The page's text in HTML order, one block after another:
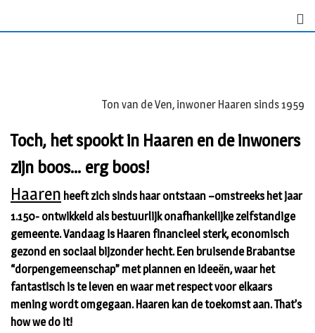
Ton van de Ven, inwoner Haaren sinds 1959
Toch, het spookt in Haaren en de inwoners
zijn boos… erg boos!
Haaren heeft zich sinds haar ontstaan –omstreeks het jaar
1.150- ontwikkeld als bestuurlijk onafhankelijke zelfstandige
gemeente. Vandaag is Haaren financieel sterk, economisch
gezond en sociaal bijzonder hecht. Een bruisende Brabantse
“dorpengemeenschap” met plannen en ideeën, waar het
fantastisch is te leven en waar met respect voor elkaars
mening wordt omgegaan. Haaren kan de toekomst aan. That’s
how we do it!